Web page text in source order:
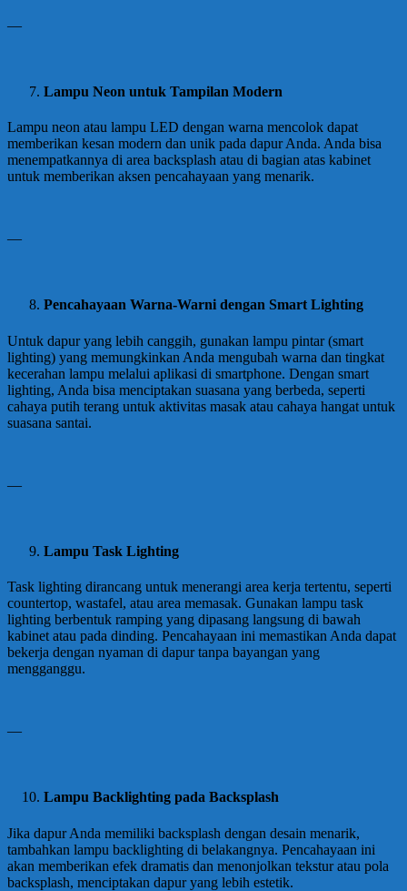
—
Lampu Neon untuk Tampilan Modern
Lampu neon atau lampu LED dengan warna mencolok dapat
memberikan kesan modern dan unik pada dapur Anda. Anda bisa
menempatkannya di area backsplash atau di bagian atas kabinet
untuk memberikan aksen pencahayaan yang menarik.
—
Pencahayaan Warna-Warni dengan Smart Lighting
Untuk dapur yang lebih canggih, gunakan lampu pintar (smart
lighting) yang memungkinkan Anda mengubah warna dan tingkat
kecerahan lampu melalui aplikasi di smartphone. Dengan smart
lighting, Anda bisa menciptakan suasana yang berbeda, seperti
cahaya putih terang untuk aktivitas masak atau cahaya hangat untuk
suasana santai.
—
Lampu Task Lighting
Task lighting dirancang untuk menerangi area kerja tertentu, seperti
countertop, wastafel, atau area memasak. Gunakan lampu task
lighting berbentuk ramping yang dipasang langsung di bawah
kabinet atau pada dinding. Pencahayaan ini memastikan Anda dapat
bekerja dengan nyaman di dapur tanpa bayangan yang
mengganggu.
—
Lampu Backlighting pada Backsplash
Jika dapur Anda memiliki backsplash dengan desain menarik,
tambahkan lampu backlighting di belakangnya. Pencahayaan ini
akan memberikan efek dramatis dan menonjolkan tekstur atau pola
backsplash, menciptakan dapur yang lebih estetik.